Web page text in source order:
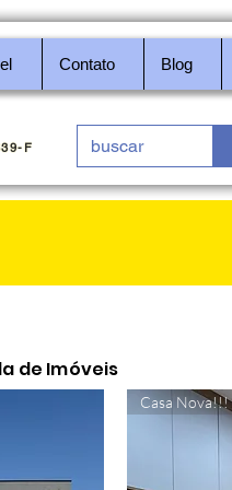
Contato Blog
F
a AcomodeSee, venda
Casa Nova!!!
de Imóveis